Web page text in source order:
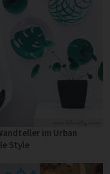
im Urban
Style